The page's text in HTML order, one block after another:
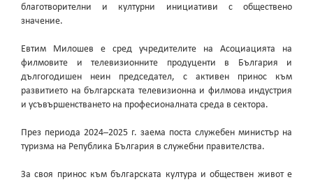
благотворителни и културни инициативи с обществено
значение.
Евтим Милошев е сред учредителите на Асоциацията на
филмовите и телевизионните продуценти в България и
дългогодишен неин председател, с активен принос към
развитието на българската телевизионна и филмова индустрия
и усъвършенстването на професионалната среда в сектора.
През периода 2024–2025 г. заема поста служебен министър на
туризма на Република България в служебни правителства.
За своя принос към българската култура и обществен живот е